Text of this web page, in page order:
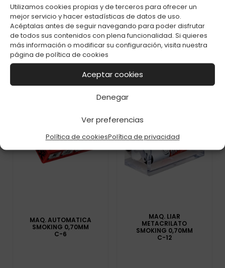
Utilizamos cookies propias y de terceros para ofrecer un
mejor servicio y hacer estadísticas de datos de uso.
Acéptalas antes de seguir navegando para poder disfrutar
de todos sus contenidos con plena funcionalidad. Si quieres
más información o modificar su configuración, visita nuestra
página de política de cookies
Aceptar cookies
Denegar
Ver preferencias
Política de cookiesPolítica de privacidad
0,78MM C-12
MAQ. AUTOMATICA
SMOKING 0,70MM
C-6
MAQ. LIAR
METACRILATO
SMOKING 0,70MM
C-12